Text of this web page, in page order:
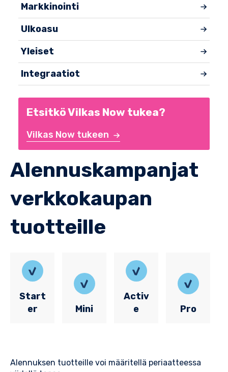
Markkinointi
Ulkoasu
Yleiset
Integraatiot
Etsitkö Vilkas Now tukea?
Vilkas Now tukeen
Alennuskampanjat
verkkokaupan
tuotteille
Start
er
Mini
Activ
e
Pro
Alennuksen tuotteille voi määritellä periaatteessa